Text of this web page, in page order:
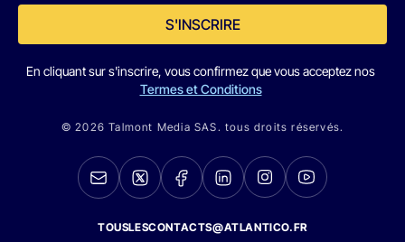
S'INSCRIRE
En cliquant sur s'inscrire, vous confirmez que vous acceptez nos
Termes et Conditions
© 2026 Talmont Media SAS. tous droits réservés.
TOUSLESCONTACTS@ATLANTICO.FR